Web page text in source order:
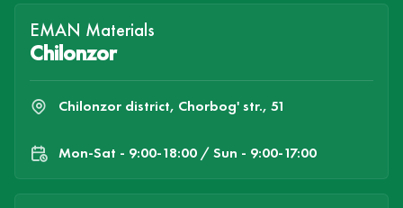
EMAN Materials
Chilonzor
Chilonzor district, Chorbog' str., 51
Mon-Sat - 9:00-18:00 / Sun - 9:00-17:00